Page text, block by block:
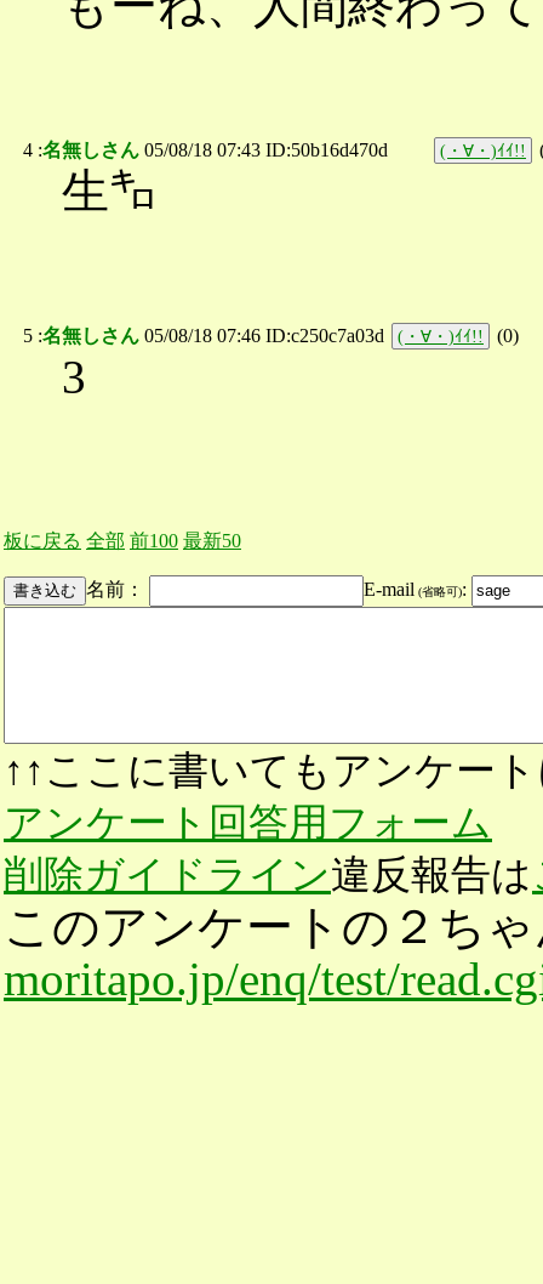
4 :名無しさん 05/08/18 07:43 ID:50b16d470d (・∀・)ｲｲ!!
生㌔
5 :名無しさん 05/08/18 07:46 ID:c250c7a03d (・∀・)ｲｲ!! (0)
3
板に戻る 全部 前100 最新50
名前： E-mail (省略可):
↑↑ここに書いてもアンケー
アンケート回答用フォーム
削除ガイドライン違反報告は
このアンケートの２ち
moritapo.jp/enq/test/